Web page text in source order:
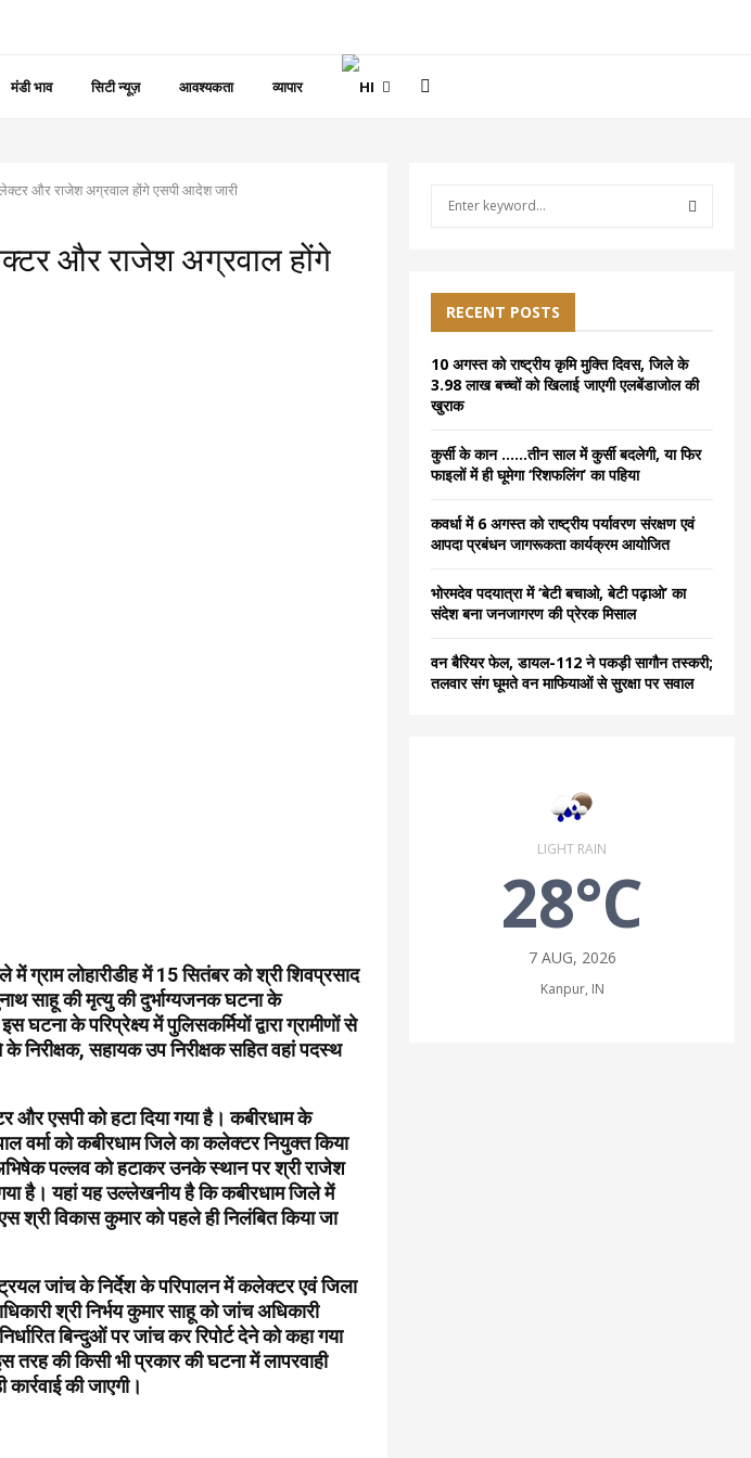
मंडी भाव सिटी न्यूज़ आवश्यकता व्यापार
और राजेश अग्रवाल होंगे एसपी आदेश जारी
और राजेश अग्रवाल होंगे
में ग्राम लोहारीडीह में 15 सितंबर को श्री शिवप्रसाद
साहू की मृत्यु की दुर्भाग्यजनक घटना के
के परिप्रेक्ष्य में पुलिसकर्मियों द्वारा ग्रामीणों से
निरीक्षक, सहायक उप निरीक्षक सहित वहां पदस्थ
एसपी को हटा दिया गया है। कबीरधाम के
वर्मा को कबीरधाम जिले का कलेक्टर नियुक्त किया
पल्लव को हटाकर उनके स्थान पर श्री राजेश
है। यहां यह उल्लेखनीय है कि कबीरधाम जिले में
विकास कुमार को पहले ही निलंबित किया जा
जांच के निर्देश के परिपालन में कलेक्टर एवं जिला
श्री निर्भय कुमार साहू को जांच अधिकारी
बिन्दुओं पर जांच कर रिपोर्ट देने को कहा गया
तरह की किसी भी प्रकार की घटना में लापरवाही
की जाएगी।
f
o
r
:
R
H
RECENT POSTS
10 अगस्त को राष्ट्रीय कृमि मुक्ति दिवस, जिले के
3.98 लाख बच्चों को खिलाई जाएगी एलबेंडाजोल की
खुराक
कुर्सी के कान ……तीन साल में कुर्सी बदलेगी, या फिर
फाइलों में ही घूमेगा ‘रिशफलिंग’ का पहिया
कवर्धा में 6 अगस्त को राष्ट्रीय पर्यावरण संरक्षण एवं
आपदा प्रबंधन जागरूकता कार्यक्रम आयोजित
भोरमदेव पदयात्रा में ‘बेटी बचाओ, बेटी पढ़ाओ’ का
संदेश बना जनजागरण की प्रेरक मिसाल
वन बैरियर फेल, डायल-112 ने पकड़ी सागौन तस्करी;
तलवार संग घूमते वन माफियाओं से सुरक्षा पर सवाल
LIGHT RAIN
28°C
7 AUG, 2026
Kanpur, IN